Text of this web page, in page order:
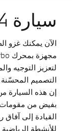
سيارة X4
لتعزيز التوجيه
التصميم
القيادة إلى آفاق